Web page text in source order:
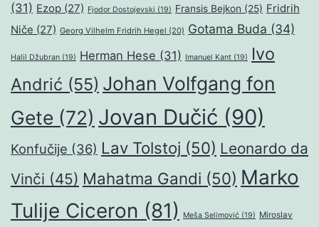
(31) Ezop (27) Fjodor Dostojevski (19) Fransis Bejkon (25) Fridrih
Niče (27) Georg Vilhelm Fridrih Hegel (20) Gotama Buda (34)
Halil Džubran (19) Herman Hese (31) Imanuel Kant (19)
Ivo
Andrić (55) Johan Volfgang fon
Gete (72) Jovan Dučić (90)
Konfučije (36) Lav Tolstoj (50) Leonardo da
Vinči (45) Mahatma Gandi (50) Marko
Tulije Ciceron (81) Meša Selimović (19) Miroslav